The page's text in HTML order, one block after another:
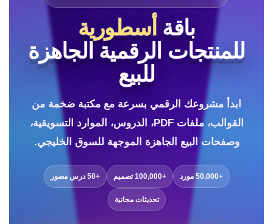
باقة أسطورية
للمنتجات الرقمية الجاهزة
للبيع
ابدأ مشروعك الرقمي بسرعة مع مكتبة ضخمة من
القوالب، ملفات PDF، الدروس، الموارد التسويقية،
وصفحات البيع الجاهزة الموجهة للسوق الخليجي.
+50,000 مورد +100,000 تصميم +50 درس مصور
تحديثات مجانية